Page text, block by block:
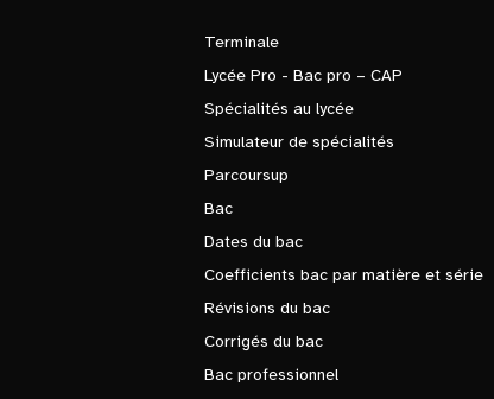
Terminale
Lycée Pro - Bac pro – CAP
Spécialités au lycée
Simulateur de spécialités
Parcoursup
Bac
Dates du bac
Coefficients bac par matière et série
Révisions du bac
Corrigés du bac
Bac professionnel